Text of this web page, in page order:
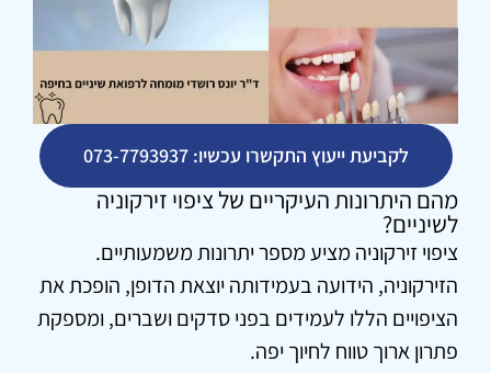
לקביעת ייעוץ התקשרו עכשיו: 073-7793937
מהם היתרונות העיקריים של ציפוי זירקוניה
לשיניים?
ציפוי זירקוניה מציע מספר יתרונות משמעותיים.
הזירקוניה, הידועה בעמידותה יוצאת הדופן, הופכת את
הציפויים הללו לעמידים בפני סדקים ושברים, ומספקת
פתרון ארוך טווח לחיוך יפה.